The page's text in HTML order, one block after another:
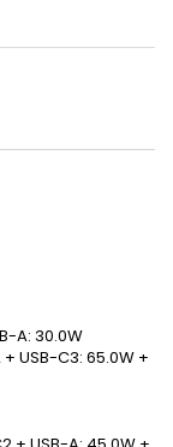
A: 30.0W
USB-C3: 65.0W +